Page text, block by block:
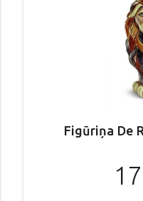
Figūriņa De